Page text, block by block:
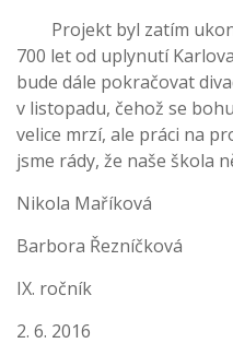
Projekt byl zatím
700 let od uplynutí
bude dále pokračovat
v listopadu, čehož se
velice mrzí, ale práci na
jsme rády, že naše škola
Nikola Maříková
Barbora Řezníčková
IX. ročník
2. 6. 2016